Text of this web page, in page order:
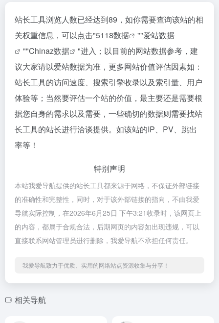
站长工具浏览人数已经达到89，如你需要查询该站的相
关权重信息，可以点击"5118数据 ""爱站数据
""Chinaz数据
"进入；以目前的网站数据参考，建
议大家请以爱站数据为准，更多网站价值评估因素如：
站长工具的访问速度、搜索引擎收录以及索引量、用户
体验等；当然要评估一个站的价值，最主要还是需要根
据您自身的需求以及需要，一些确切的数据则需要找站
长工具的站长进行洽谈提供。如该站的IP、PV、跳出
率等！
特别声明
本站我爱导航提供的站长工具都来源于网络，不保证外部链接
的准确性和完整性，同时，对于该外部链接的指向，不由我爱
导航实际控制，在2026年6月25日 下午3:21收录时，该网页上
的内容，都属于合规合法，后期网页的内容如出现违规，可以
直接联系网站管理员进行删除，我爱导航不承担任何责任。
我爱导航致力于优质、实用的网络站点资源收集与分享！
相关导航